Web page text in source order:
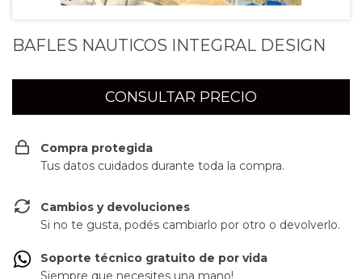
BAFLES NAUTICOS INTEGRAL DESIGN
Compra protegida
Tus datos cuidados durante toda la compra.
Cambios y devoluciones
Si no te gusta, podés cambiarlo por otro o devolverlo.
Soporte técnico gratuito de por vida
Siempre que necesites una mano!